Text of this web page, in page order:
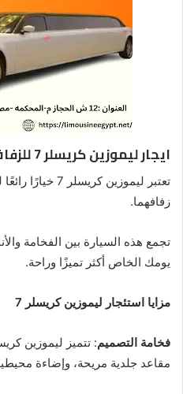
ايجار ليموزين كريسلر 7 للزفاف
تعتبر ليموزين
زفافهما.
تجمع هذه السيارة بين الفخامة
يومك الخاص أكثر تميزًا وراحة.
مزايا استئجار ليموزين كريسلر 7
فخامة التصميم
مقاعد جلدية مريحة، وإضاءة